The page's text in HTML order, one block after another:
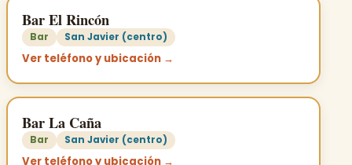
Bar El Rincón
Bar San Javier (centro)
Ver teléfono y ubicación →
Bar La Caña
Bar San Javier (centro)
Ver teléfono y ubicación →